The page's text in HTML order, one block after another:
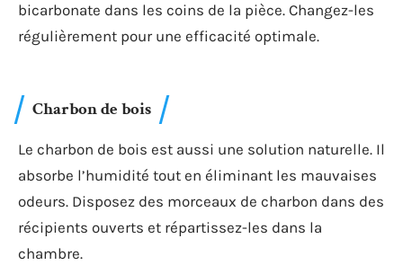
bicarbonate dans les coins de la pièce. Changez-les
régulièrement pour une efficacité optimale.
Charbon de bois
Le charbon de bois est aussi une solution naturelle. Il
absorbe l’humidité tout en éliminant les mauvaises
odeurs. Disposez des morceaux de charbon dans des
récipients ouverts et répartissez-les dans la
chambre.